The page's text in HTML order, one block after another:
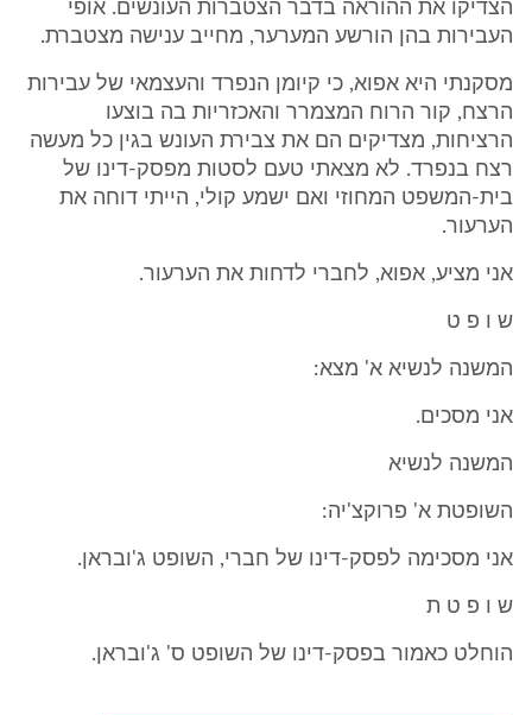
הצדיקו את ההוראה בדבר הצטברות העונשים. אופי
העבירות בהן הורשע המערער, מחייב ענישה מצטברת.
מסקנתי היא אפוא, כי קיומן הנפרד והעצמאי של עבירות
הרצח, קור הרוח המצמרר והאכזריות בה בוצעו
הרציחות, מצדיקים הם את צבירת העונש בגין כל מעשה
רצח בנפרד. לא מצאתי טעם לסטות מפסק-דינו של
בית-המשפט המחוזי ואם ישמע קולי, הייתי דוחה את
הערעור.
אני מציע, אפוא, לחברי לדחות את הערעור.
ש ו פ ט
המשנה לנשיא א' מצא:
אני מסכים.
המשנה לנשיא
השופטת א' פרוקצ'יה:
אני מסכימה לפסק-דינו של חברי, השופט ג'ובראן.
ש ו פ ט ת
הוחלט כאמור בפסק-דינו של השופט ס' ג'ובראן.